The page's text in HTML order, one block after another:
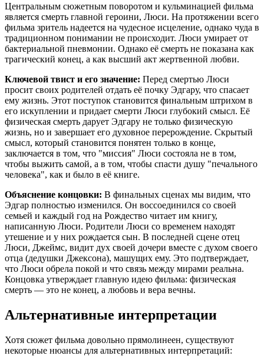
Центральным сюжетным поворотом и кульминацией фильма
является смерть главной героини, Люси. На протяжении всего
фильма зритель надеется на чудесное исцеление, однако чуда в
традиционном понимании не происходит. Люси умирает от
бактериальной пневмонии. Однако её смерть не показана как
трагический конец, а как высший акт жертвенной любви.
Ключевой твист и его значение: Перед смертью Люси
просит своих родителей отдать её почку Эдгару, что спасает
ему жизнь. Этот поступок становится финальным штрихом в
его искуплении и придает смерти Люси глубокий смысл. Её
физическая смерть дарует Эдгару не только физическую
жизнь, но и завершает его духовное перерождение. Скрытый
смысл, который становится понятен только в конце,
заключается в том, что "миссия" Люси состояла не в том,
чтобы выжить самой, а в том, чтобы спасти душу "печального
человека", как и было в её книге.
Объяснение концовки: В финальных сценах мы видим, что
Эдгар полностью изменился. Он воссоединился со своей
семьей и каждый год на Рождество читает им книгу,
написанную Люси. Родители Люси со временем находят
утешение и у них рождается сын. В последней сцене отец
Люси, Джеймс, видит дух своей дочери вместе с духом своего
отца (дедушки Джексона), машущих ему. Это подтверждает,
что Люси обрела покой и что связь между мирами реальна.
Концовка утверждает главную идею фильма: физическая
смерть — это не конец, а любовь и вера вечны.
Альтернативные интерпретации
Хотя сюжет фильма довольно прямолинеен, существуют
некоторые нюансы для альтернативных интерпретаций: